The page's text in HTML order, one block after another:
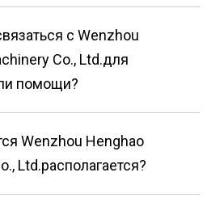
с Wenzhou
Co., Ltd.для
помощи?
Wenzhou Henghao
Ltd.располагается?